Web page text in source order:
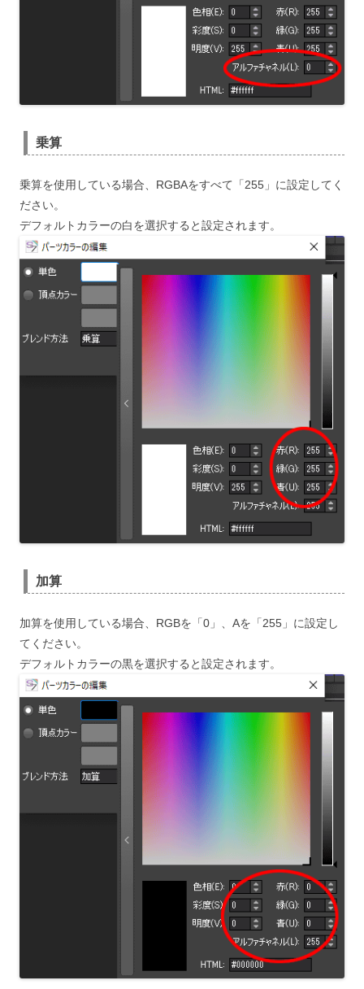
乗算
乗算を使用している場合、RGBAをすべて「255」に設定してく
ださい。
デフォルトカラーの白を選択すると設定されます。
加算
加算を使用している場合、RGBを「0」、Aを「255」に設定し
てください。
デフォルトカラーの黒を選択すると設定されます。